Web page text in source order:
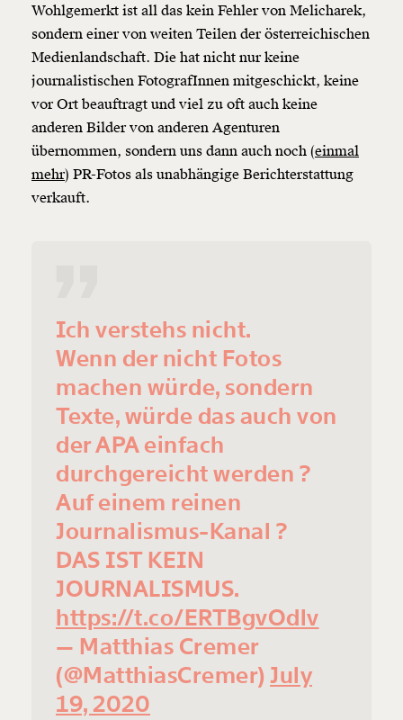
Wohlgemerkt ist all das kein Fehler von Melicharek,
sondern einer von weiten Teilen der österreichischen
Medienlandschaft. Die hat nicht nur keine
journalistischen FotografInnen mitgeschickt, keine
vor Ort beauftragt und viel zu oft auch keine
anderen Bilder von anderen Agenturen
übernommen, sondern uns dann auch noch (einmal
mehr) PR-Fotos als unabhängige Berichterstattung
verkauft.
Ich verstehs nicht.
Wenn der nicht Fotos
machen würde, sondern
Texte, würde das auch von
der APA einfach
durchgereicht werden ?
Auf einem reinen
Journalismus-Kanal ?
DAS IST KEIN
JOURNALISMUS.
https://t.co/ERTBgvOdlv
— Matthias Cremer
(@MatthiasCremer)July
19, 2020